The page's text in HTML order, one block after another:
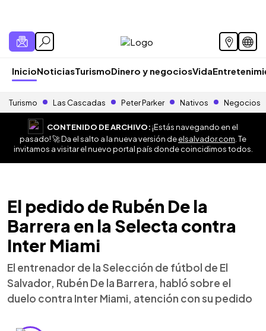
InicioNoticiasTurismoDinero y negociosVida
Turismo Las Cascadas Peter Parker Nativos Negocios
CONTENIDO DE ARCHIVO:¡Estás navegando en el
pasado! 🚀 Da el salto a la nueva versión deelsalvador.com . Te
invitamos a visitar el nuevo portal país donde coincidimos todos.
El pedido de Rubén De la
Barrera en la Selecta contra
Inter Miami
El entrenador de la Selección de fútbol de El
Salvador, Rubén De la Barrera, habló sobre el
duelo contra Inter Miami, atención con su pedido